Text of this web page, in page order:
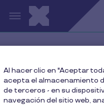
Pasar al contenido
Pluxee Plus | Mawdy
Al hacer clic en "Aceptar
acepta el almacenamiento
de terceros - en su
navegación del sitio web,